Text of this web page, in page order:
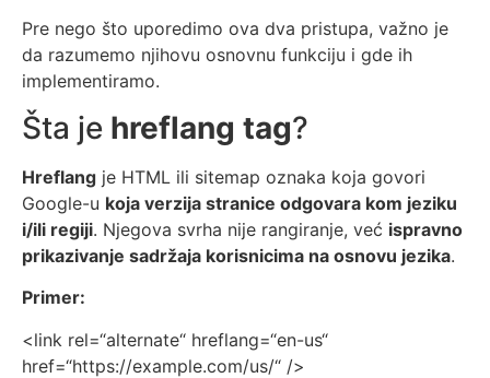
Pre nego što uporedimo ova dva pristupa, važno je
da razumemo njihovu osnovnu funkciju i gde ih
implementiramo.
Šta je hreflang tag?
Hreflang je HTML ili sitemap oznaka koja govori
Google-u koja verzija stranice odgovara kom jeziku
i/ili regiji. Njegova svrha nije rangiranje, već ispravno
prikazivanje sadržaja korisnicima na osnovu jezika.
Primer:
<link rel=“alternate“ hreflang=“en-us“
href=“https://example.com/us/“ />